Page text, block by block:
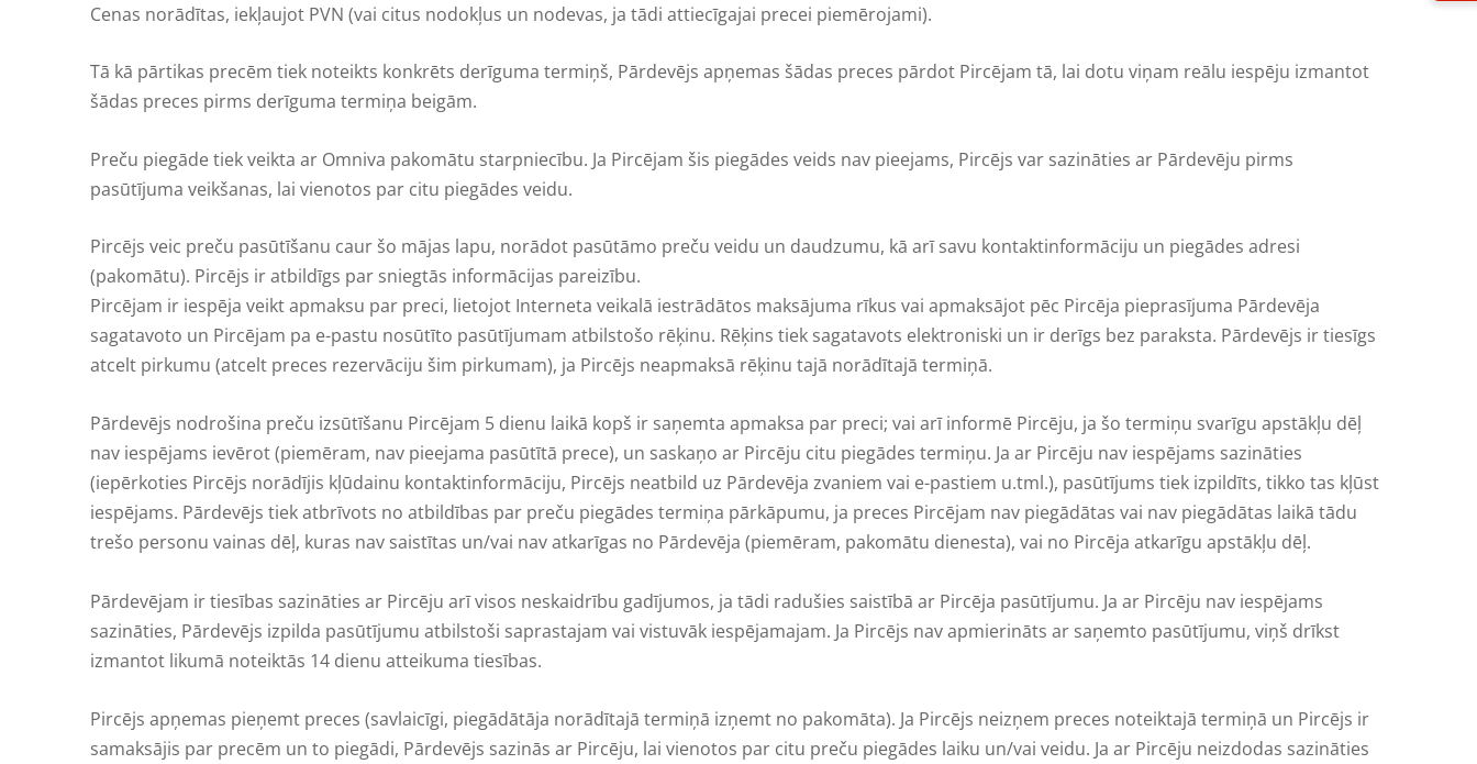
Cenas norādītas, iekļaujot PVN (vai citus nodokļus un nodevas, ja tādi attiecīgajai precei piemērojami).
Tā kā pārtikas precēm tiek noteikts konkrēts derīguma termiņš, Pārdevējs apņemas šādas preces pārdot Pircējam tā, lai dotu viņam reālu iespēju izmantot
šādas preces pirms derīguma termiņa beigām.
Preču piegāde tiek veikta ar Omniva pakomātu starpniecību. Ja Pircējam šis piegādes veids nav pieejams, Pircējs var sazināties ar Pārdevēju pirms
pasūtījuma veikšanas, lai vienotos par citu piegādes veidu.
Pircējs veic preču pasūtīšanu caur šo mājas lapu, norādot pasūtāmo preču veidu un daudzumu, kā arī savu kontaktinformāciju un piegādes adresi
(pakomātu). Pircējs ir atbildīgs par sniegtās informācijas pareizību.
Pircējam ir iespēja veikt apmaksu par preci, lietojot Interneta veikalā iestrādātos maksājuma rīkus vai apmaksājot pēc Pircēja pieprasījuma Pārdevēja
sagatavoto un Pircējam pa e-pastu nosūtīto pasūtījumam atbilstošo rēķinu. Rēķins tiek sagatavots elektroniski un ir derīgs bez paraksta. Pārdevējs ir tiesīgs
atcelt pirkumu (atcelt preces rezervāciju šim pirkumam), ja Pircējs neapmaksā rēķinu tajā norādītajā termiņā.
Pārdevējs nodrošina preču izsūtīšanu Pircējam 5 dienu laikā kopš ir saņemta apmaksa par preci; vai arī informē Pircēju, ja šo termiņu svarīgu apstākļu dēļ
nav iespējams ievērot (piemēram, nav pieejama pasūtītā prece), un saskaņo ar Pircēju citu piegādes termiņu. Ja ar Pircēju nav iespējams sazināties
(iepērkoties Pircējs norādījis kļūdainu kontaktinformāciju, Pircējs neatbild uz Pārdevēja zvaniem vai e-pastiem u.tml.), pasūtījums tiek izpildīts, tikko tas kļūst
iespējams. Pārdevējs tiek atbrīvots no atbildības par preču piegādes termiņa pārkāpumu, ja preces Pircējam nav piegādātas vai nav piegādātas laikā tādu
trešo personu vainas dēļ, kuras nav saistītas un/vai nav atkarīgas no Pārdevēja (piemēram, pakomātu dienesta), vai no Pircēja atkarīgu apstākļu dēļ.
Pārdevējam ir tiesības sazināties ar Pircēju arī visos neskaidrību gadījumos, ja tādi radušies saistībā ar Pircēja pasūtījumu. Ja ar Pircēju nav iespējams
sazināties, Pārdevējs izpilda pasūtījumu atbilstoši saprastajam vai vistuvāk iespējamajam. Ja Pircējs nav apmierināts ar saņemto pasūtījumu, viņš drīkst
izmantot likumā noteiktās 14 dienu atteikuma tiesības.
Pircējs apņemas pieņemt preces (savlaicīgi, piegādātāja norādītajā termiņā izņemt no pakomāta). Ja Pircējs neizņem preces noteiktajā termiņā un Pircējs ir
samaksājis par precēm un to piegādi, Pārdevējs sazinās ar Pircēju, lai vienotos par citu preču piegādes laiku un/vai veidu. Ja ar Pircēju neizdodas sazināties